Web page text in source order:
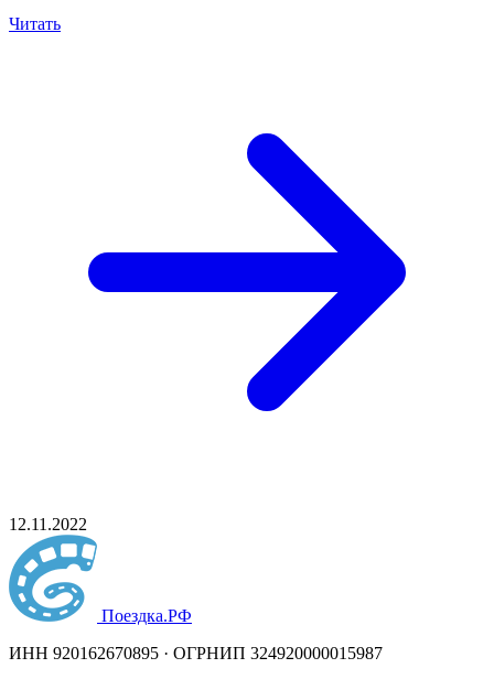
Читать
12.11.2022
Поездка.РФ
ИНН 920162670895 · ОГРНИП 324920000015987